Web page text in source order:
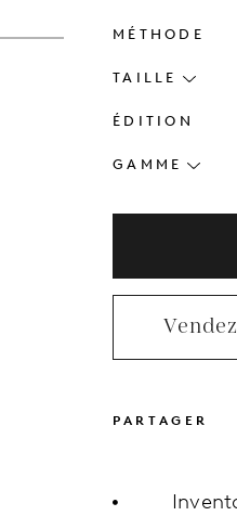
MÉTHODE
TAILLE
ÉDITION
GAMME
PARTAGER